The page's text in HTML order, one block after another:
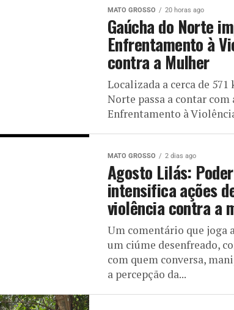
MATO GROSSO 20 horas ago
Gaúcha do Norte
Enfrentamento à
contra a Mulher
Localizada a cerca de 571
Norte passa a contar com
Enfrentamento à
MATO GROSSO 2 dias ago
Agosto Lilás:
intensifica ações
violência contra a
Um comentário que joga
um ciúme desenfreado,
com quem conversa,
a percepção da...